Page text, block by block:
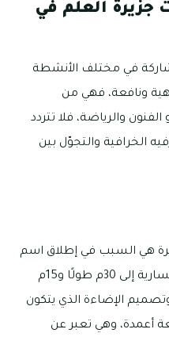
جزيرة العلم في
في مختلف الأنشطة
ونافعة، فهي من
والرياضة، فلا تتردد
الخرافية والتجوّل بين
هي السبب في إطلاق اسم
جزيرة العَلم عليها، وتصل أبعاد السارية إلى 30م طولًا و15م
الإضاءة الذي يتكون
وهي تعبر عن